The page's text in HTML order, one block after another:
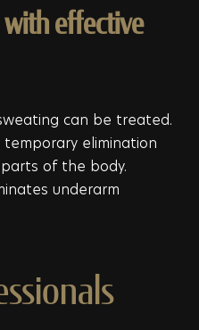
effective
can be treated.
elimination
of the body.
underarm